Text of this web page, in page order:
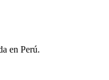
en Perú.